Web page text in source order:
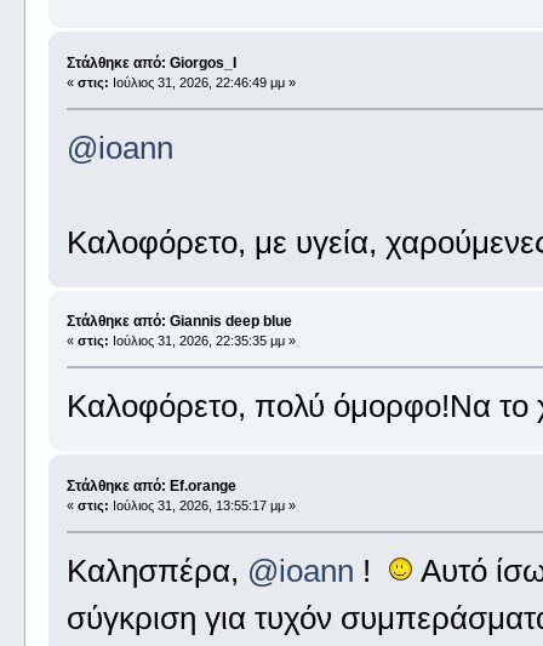
Στάλθηκε από: Giorgos_I
« στις: Ιούλιος 31, 2026, 22:46:49 μμ »
@ioann
Καλοφόρετο, με υγεία,
Στάλθηκε από: Giannis deep blue
« στις: Ιούλιος 31, 2026, 22:35:35 μμ »
Καλοφόρετο, πολύ όμορφο!Να το
Στάλθηκε από: Ef.orange
« στις: Ιούλιος 31, 2026, 13:55:17 μμ »
Καλησπέρα, @ioann !
Αυτό
σύγκριση για τυχόν